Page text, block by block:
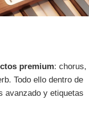
premium: chorus,
Todo ello dentro de
avanzado y etiquetas